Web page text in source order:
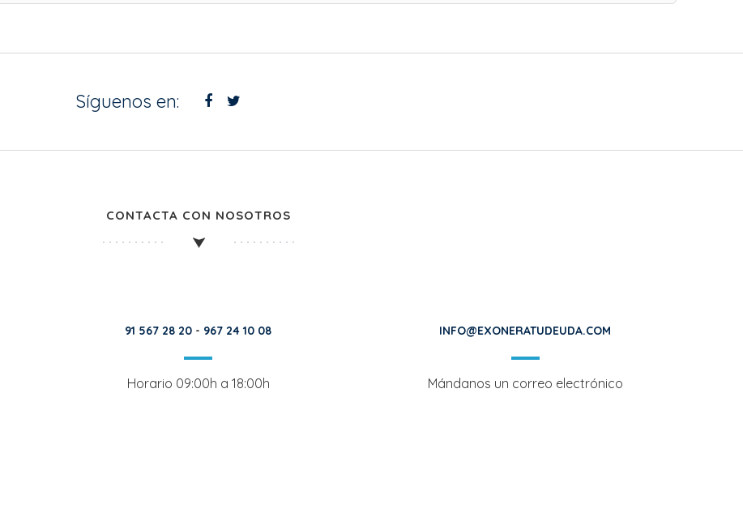
Síguenos en:
CONTACTA CON NOSOTROS
91 567 28 20 - 967 24 10 08
Horario 09:00h a 18:00h
INFO@EXONERATUDEUDA.COM
Mándanos un correo electrónico